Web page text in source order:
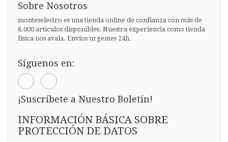
Sobre Nosotros
monteselectro es una tienda online de confianza con más de
8.000 artículos disponibles. Nuestra experiencia como tienda
física nos avala. Envíos urgentes 24h.
Síguenos en:
¡Suscríbete a Nuestro Boletín!
INFORMACIÓN BÁSICA SOBRE
PROTECCIÓN DE DATOS